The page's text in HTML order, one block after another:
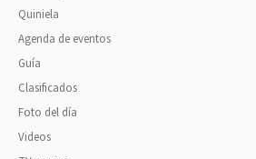
Quiniela
Agenda de eventos
Guía
Clasificados
Foto del día
Videos